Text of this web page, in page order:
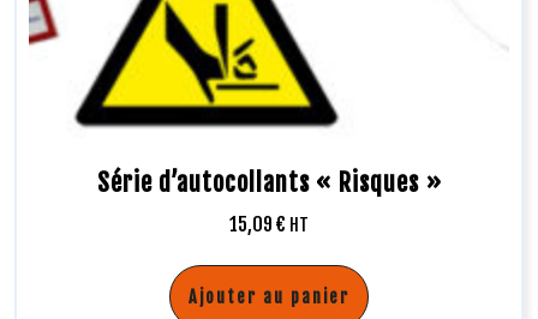
Série d’autocollants « Risques »
15,09 € HT
Ajouter au panier